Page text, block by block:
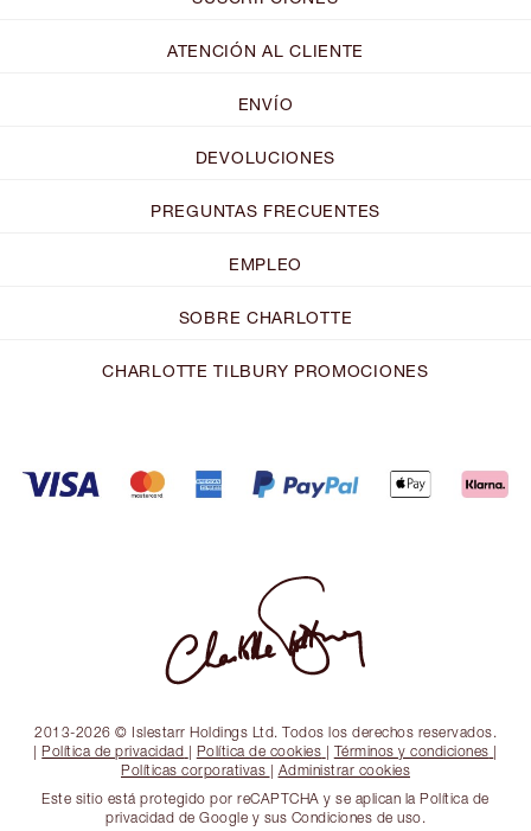
ATENCIÓN AL CLIENTE
ENVÍO
DEVOLUCIONES
PREGUNTAS FRECUENTES
EMPLEO
SOBRE CHARLOTTE
CHARLOTTE TILBURY PROMOCIONES
2013-2026 © Islestarr Holdings Ltd. Todos los derechos reservados.
| Política de privacidad | Política de cookies | Términos y condiciones |
Políticas corporativas | Administrar cookies
Este sitio está protegido por reCAPTCHA y se aplican la Política de
privacidad de Google y sus Condiciones de uso.